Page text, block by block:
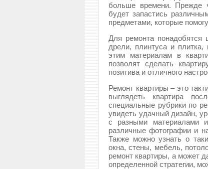
больше времени. Прежде
будет запастись
предметами, которые
Для ремонта понадобятся
дрели, плинтуса и плитка,
этим материалам в
позволят сделать
позитива и отличного
Ремонт квартиры – это
выглядеть квартира
специальные рубрики по
увидеть удачный дизайн,
с разными материалами
различные фотографии и
Также можно узнать о
окна, стены, мебель,
ремонт квартиры, а может
определенной стратегии,